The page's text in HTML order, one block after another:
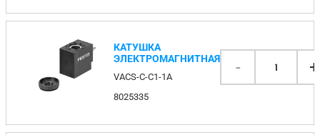
КАТУШКА
ЭЛЕКТРОМАГНИТНАЯ
VACS-C-C1-1A
8025335
- 1 +